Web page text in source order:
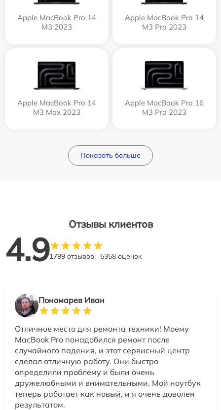
Apple MacBook Pro 14
M3 2023
Apple MacBook Pro 14
M3 Pro 2023
Apple MacBook Pro 14
M3 Max 2023
Apple MacBook Pro 16
M3 Pro 2023
Показать больше
Отзывы клиентов
4.91799 отзывов 5358 оценок
Пономарев Иван
Отличное место для ремонта техники! Моему
MacBook Pro понадобился ремонт после
случайного падения, и этот сервисный центр
сделал отличную работу. Они быстро
определили проблему и были очень
дружелюбными и внимательными. Мой ноутбук
теперь работает как новый, и я очень доволен
результатом.